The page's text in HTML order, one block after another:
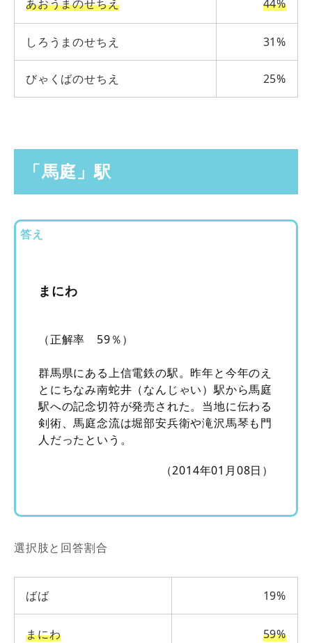
あおうまのせちえ 44%
しろうまのせちえ 31%
びゃくばのせちえ 25%
「馬庭」駅
答え
まにわ
（正解率 59％）
群馬県にある上信電鉄の駅。昨年と今年のえ
とにちなみ南蛇井（なんじゃい）駅から馬庭
駅への記念切符が発売された。当地に伝わる
剣術、馬庭念流は堀部安兵衛や滝沢馬琴も門
人だったという。
（2014年01月08日）
選択肢と回答割合
ばば 19%
まにわ 59%